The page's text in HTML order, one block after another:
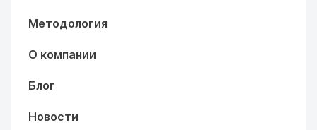
Методология
О компании
Блог
Новости